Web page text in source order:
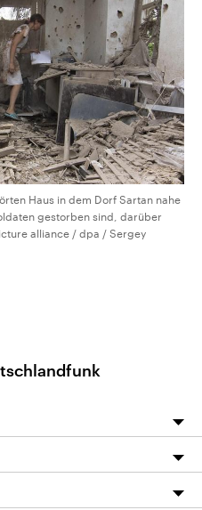
Haus in dem Dorf Sartan nahe
gestorben sind, darüber
alliance / dpa / Sergey